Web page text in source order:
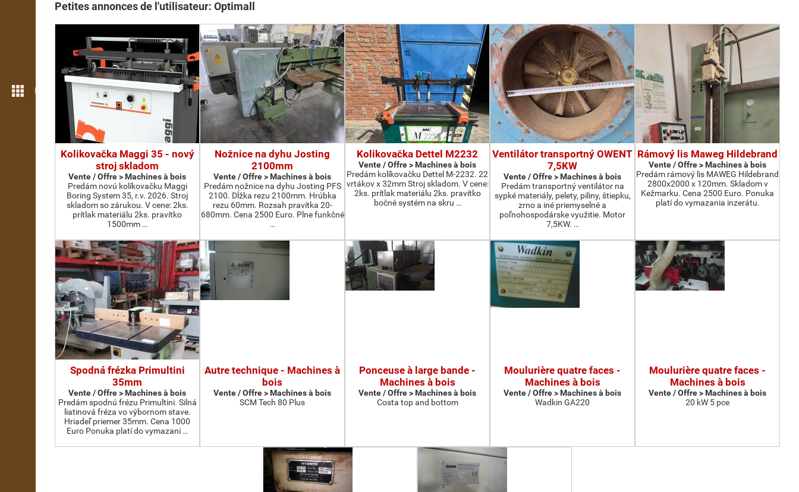
Plus de fonctions
Petites annonces de l'utilisateur: Optimall
Kolikovačka Maggi 35 - nový
stroj skladom
Vente / Offre > Machines à bois
Predám novú kolíkovačku Maggi
Boring System 35, r.v. 2026. Stroj
skladom so zárukou. V cene: 2ks.
prítlak materiálu 2ks. pravítko
1500mm …
Nožnice na dyhu Josting
2100mm
Vente / Offre > Machines à bois
Predám nožnice na dyhu Josting PFS
2100. Dĺžka rezu 2100mm. Hrúbka
rezu 60mm. Rozsah pravítka 20-
680mm. Cena 2500 Euro. Plne funkčné
…
Kolikovačka Dettel M2232
Vente / Offre > Machines à bois
Predám kolíkovačku Dettel M-2232. 22
vrtákov x 32mm Stroj skladom. V cene:
2ks. prítlak materiálu 2ks. pravítko
bočné systém na skru …
Ventilátor transportný OWENT
7,5KW
Vente / Offre > Machines à bois
Predám transportný ventilátor na
sypké materiály, pelety, piliny, štiepku,
zrno a iné priemyselné a
poľnohospodárske využitie. Motor
7,5KW. …
Rámový lis Maweg Hildebrand
Vente / Offre > Machines à bois
Predám rámový lis MAWEG Hildebrand
2800x2000 x 120mm. Skladom v
Kežmarku. Cena 2500 Euro. Ponuka
platí do vymazania inzerátu.
Spodná frézka Primultini
35mm
Vente / Offre > Machines à bois
Predám spodnú frézu Primultini. Silná
liatinová fréza vo výbornom stave.
Hriadeľ priemer 35mm. Cena 1000
Euro Ponuka platí do vymazani …
Autre technique - Machines à
bois
Vente / Offre > Machines à bois
SCM Tech 80 Plus
Ponceuse à large bande -
Machines à bois
Vente / Offre > Machines à bois
Costa top and bottom
Moulurière quatre faces -
Machines à bois
Vente / Offre > Machines à bois
Wadkin GA220
Moulurière quatre faces -
Machines à bois
Vente / Offre > Machines à bois
20 kW 5 pce